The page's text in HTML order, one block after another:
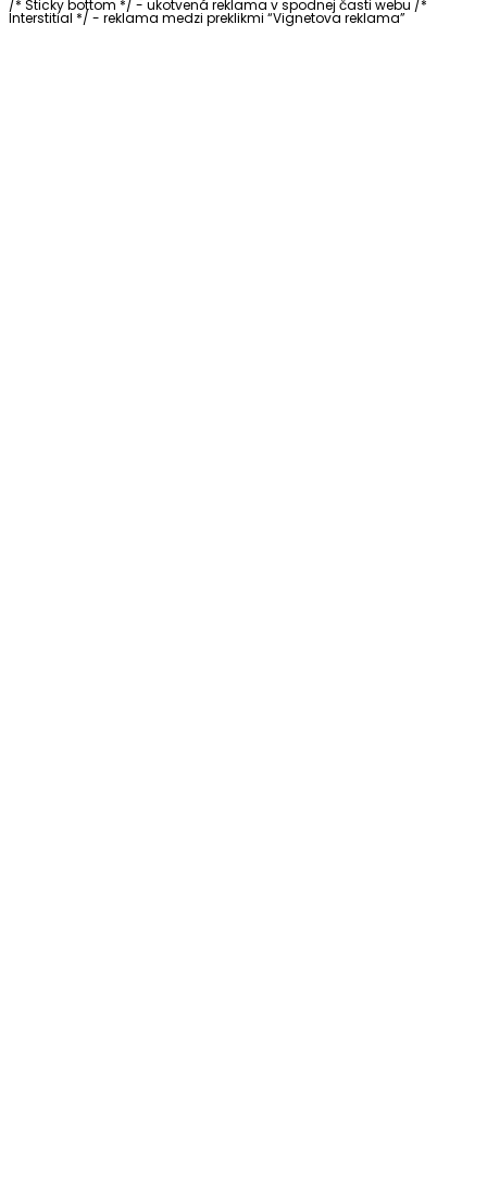
/* Sticky bottom */ - ukotvená reklama v spodnej časti webu/*
Interstitial */ - reklama medzi preklikmi “Vignetova reklama”